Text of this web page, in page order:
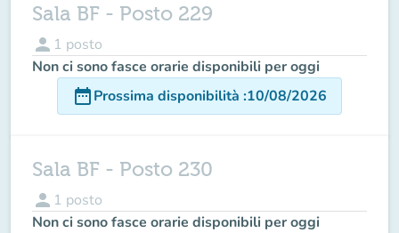
Sala BF - Posto 229
person 1 posto
Non ci sono fasce orarie disponibili per oggi
date_rangeProssima disponibilità :10/08/2026
Sala BF - Posto 230
person 1 posto
Non ci sono fasce orarie disponibili per oggi